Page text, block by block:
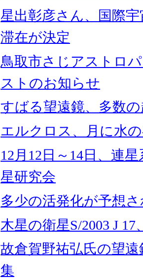
星出彰彦さん、国際
滞在が決定
鳥取市さじアストロ
ストのお知らせ
すばる望遠鏡、多数
エルクロス、月に水
12月12日～14日、連
星研究会
多少の活発化が予想
木星の衛星S/2003 J 17
故倉賀野祐弘氏の望
集